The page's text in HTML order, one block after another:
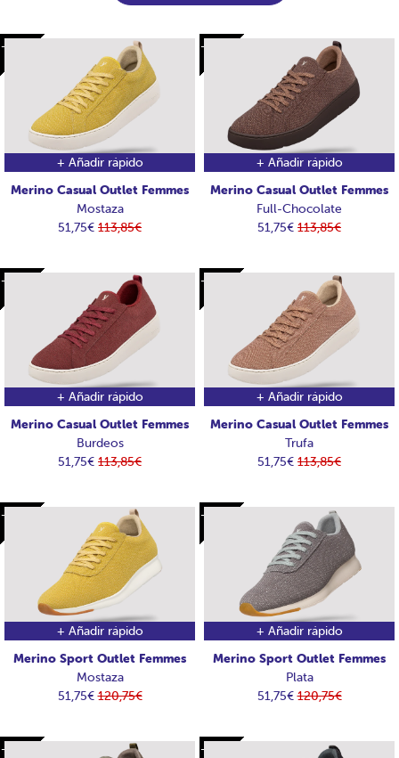
+ Añadir rápido
Merino Casual Outlet Femmes
Mostaza
51,75€ 113,85€
-62€
-62€
+ Añadir rápido
Merino Casual Outlet Femmes
Full-Chocolate
51,75€ 113,85€
-62€
-62€
+ Añadir rápido
Merino Casual Outlet Femmes
Burdeos
51,75€ 113,85€
-62€
-62€
+ Añadir rápido
Merino Casual Outlet Femmes
Trufa
51,75€ 113,85€
-62€
-62€
+ Añadir rápido
Merino Sport Outlet Femmes
Mostaza
51,75€120,75€
-69€
-69€
+ Añadir rápido
Merino Sport Outlet Femmes
Plata
51,75€120,75€
-69€
-69€
-69€
-69€ -69€
-69€